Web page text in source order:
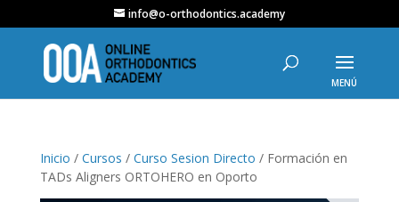
info@o-orthodontics.academy
Inicio / Cursos / Curso Sesion Directo / Formación en
TADs Aligners ORTOHERO en Oporto